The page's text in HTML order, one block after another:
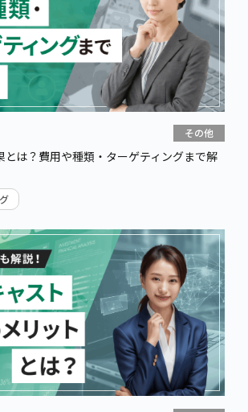
その他
は？費用や種類・ターゲティングまで解